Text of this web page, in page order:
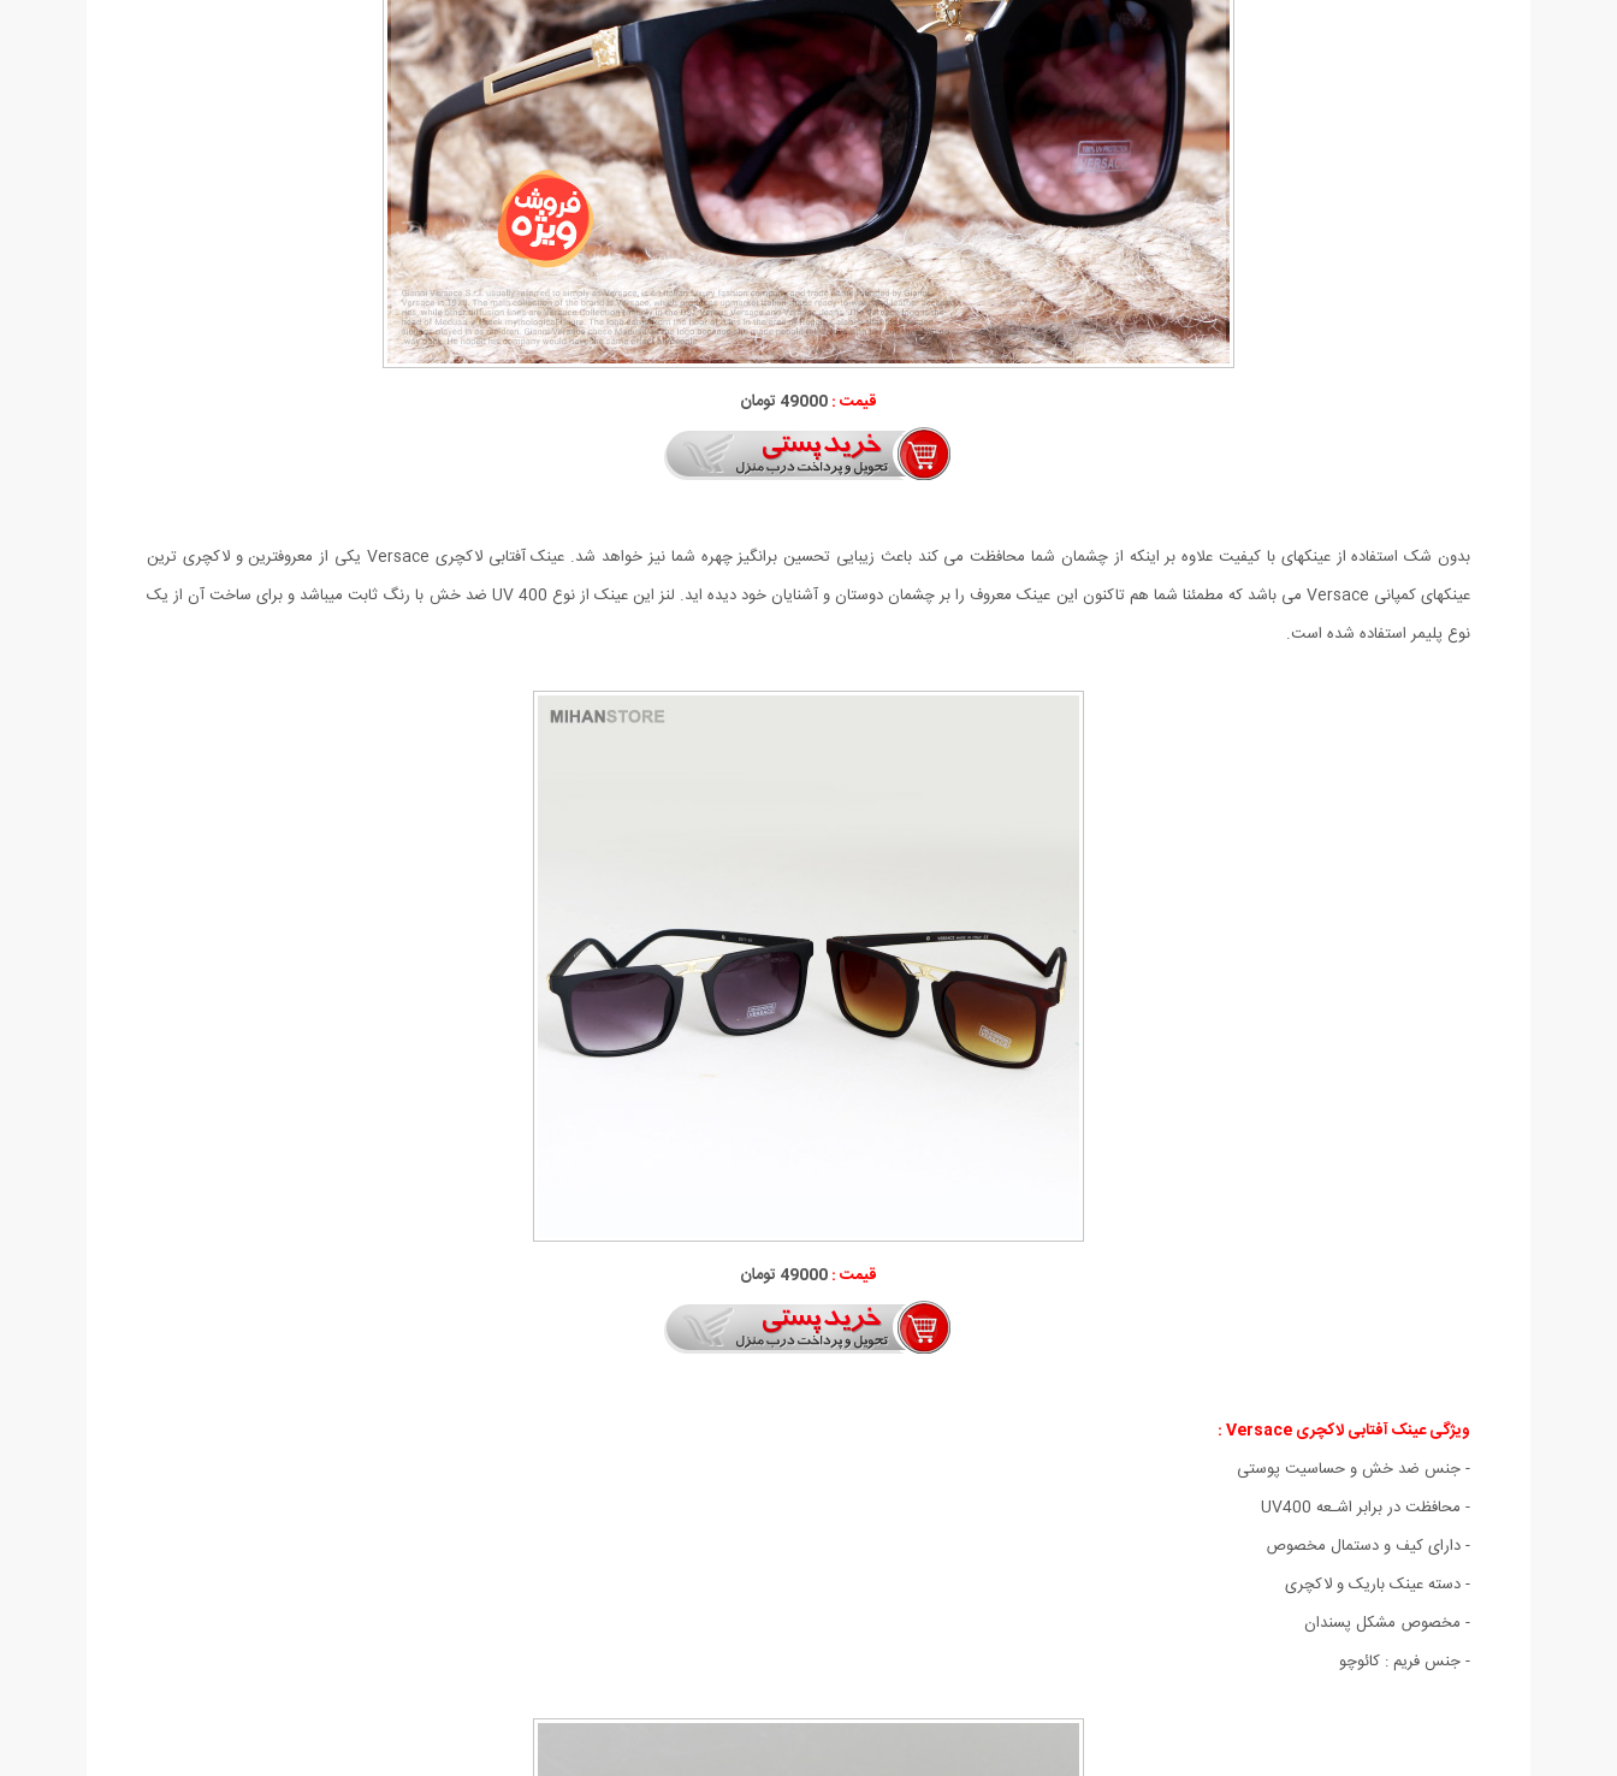
قیمت :49000 تومان
بدون شک استفاده از عینکهای با کیفیت علاوه بر اینکه از چشمان شما محافظت می کند باعث زیبایی تحسین برانگیز چهره شما نیز خواهد شد. عینک آفتابی لاکچری Versace یکی از معروفترین و لاکچری ترین
عینکهای کمپانی Versace می باشد که مطمئنا شما هم تاکنون این عینک معروف را بر چشمان دوستان و آشنایان خود دیده اید. لنز این عینک از نوع UV 400 ضد خش با رنگ ثابت میباشد و برای ساخت آن از یک
نوع پلیمر استفاده شده است.
قیمت :49000 تومان
ویژگی عینک آفتابی لاکچری Versace :
- جنس ضد خش و حساسيت پوستی
- محافظت در برابر اشـعه‌ UV400
- دارای کیف و دستمال مخصوص
- دسته عینک باریک و لاکچری
- مخصوص مشکل پسندان
- جنس فریم : کائوچو